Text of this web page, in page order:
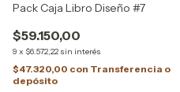
Pack Caja Libro Diseño #7
$59.150,00
9 x $6.572,22 sin interés
$47.320,00 con Transferencia o
depósito